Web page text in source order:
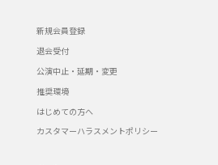
新規会員登録
退会受付
公演中止・延期・変更
推奨環境
はじめての方へ
カスタマーハラスメントポリシー